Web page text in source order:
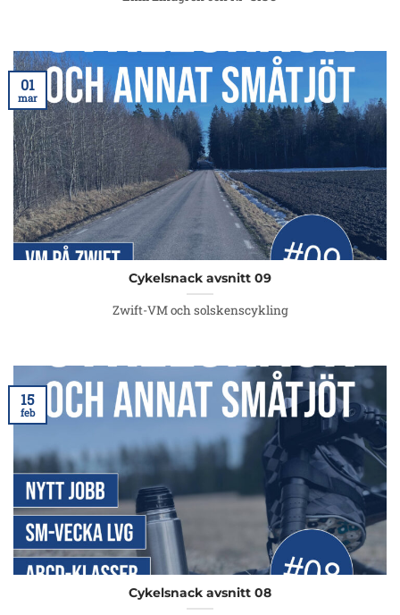
Cykelsnack avsnitt 09
Zwift-VM och solskenscykling
01
mar
Cykelsnack avsnitt 08
15
feb